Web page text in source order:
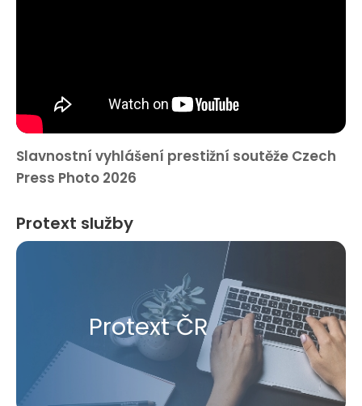
Slavnostní vyhlášení prestižní soutěže Czech
Press Photo 2026
Protext služby
Protext ČR